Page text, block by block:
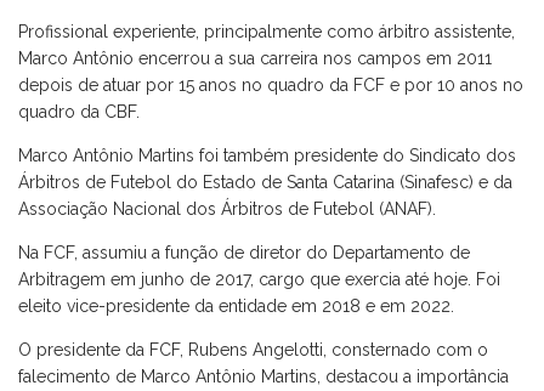
Profissional experiente, principalmente como árbitro assistente,
Marco Antônio encerrou a sua carreira nos campos em 2011
depois de atuar por 15 anos no quadro da FCF e por 10 anos no
quadro da CBF.
Marco Antônio Martins foi também presidente do Sindicato dos
Árbitros de Futebol do Estado de Santa Catarina (Sinafesc) e da
Associação Nacional dos Árbitros de Futebol (ANAF).
Na FCF, assumiu a função de diretor do Departamento de
Arbitragem em junho de 2017, cargo que exercia até hoje. Foi
eleito vice-presidente da entidade em 2018 e em 2022.
O presidente da FCF, Rubens Angelotti, consternado com o
falecimento de Marco Antônio Martins, destacou a importância